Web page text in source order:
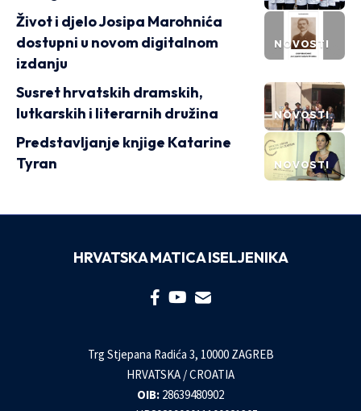
NOVOSTI
Život i djelo Josipa Marohnića
dostupni u novom digitalnom
izdanju
NOVOSTI
Susret hrvatskih dramskih,
lutkarskih i literarnih družina
NOVOSTI
Predstavljanje knjige Katarine
Tyran
HRVATSKA MATICA ISELJENIKA
Trg Stjepana Radića 3, 10000 ZAGREB
HRVATSKA / CROATIA
OIB: 28639480902